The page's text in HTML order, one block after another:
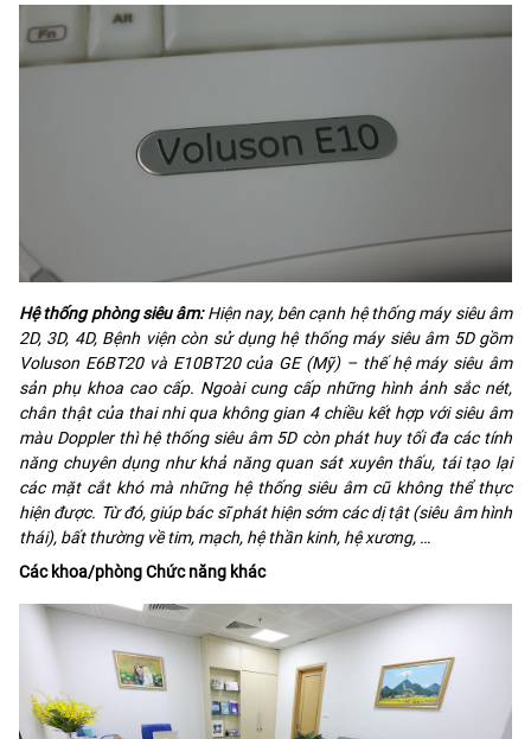
Hệ thống phòng siêu âm:Hiện nay, bên cạnh hệ thống máy siêu âm
2D, 3D, 4D, Bệnh viện còn sử dụng hệ thống máy siêu âm 5D gồm
Voluson E6BT20 và E10BT20 của GE (Mỹ) – thế hệ máy siêu âm
sản phụ khoa cao cấp. Ngoài cung cấp những hình ảnh sắc nét,
chân thật của thai nhi qua không gian 4 chiều kết hợp với siêu âm
màu Doppler thì hệ thống siêu âm 5D còn phát huy tối đa các tính
năng chuyên dụng như khả năng quan sát xuyên thấu, tái tạo lại
các mặt cắt khó mà những hệ thống siêu âm cũ không thể thực
hiện được. Từ đó, giúp bác sĩ phát hiện sớm các dị tật (siêu âm hình
thái), bất thường về tim, mạch, hệ thần kinh, hệ xương, …
Các khoa/phòng Chức năng khác